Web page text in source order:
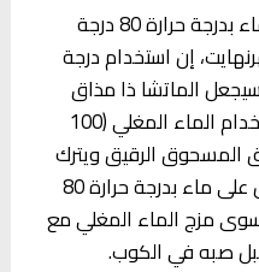
أضف 150 مل من الماء بدرجة حرارة 80 درجة
فهرنهايت، إن استخدام درجة
سيجعل الماتشا ذا مذاق
طازج وخفيف، أما استخدام الماء المغلي (100
المسحوق الرقيق ويترك
لك مذاقًا مرًا، للحصول على ماء بدرجة حرارة 80
مزج الماء المغلي مع
صبه في الكوب.